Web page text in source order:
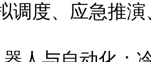
调度、应急推